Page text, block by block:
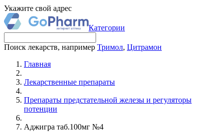
Укажите свой адрес
Категории
Поиск лекарств, например Тримол, Цитрамон
Главная
Лекарственные препараты
Препараты предстательной железы и регуляторы
потенции
Аджигра таб.100мг №4